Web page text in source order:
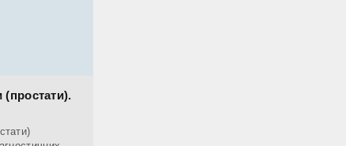
(простати).